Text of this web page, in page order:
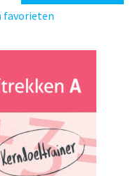
favorieten